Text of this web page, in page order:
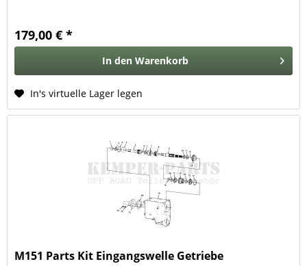
179,00 € *
In den Warenkorb
In's virtuelle Lager legen
M151 Parts Kit Eingangswelle Getriebe